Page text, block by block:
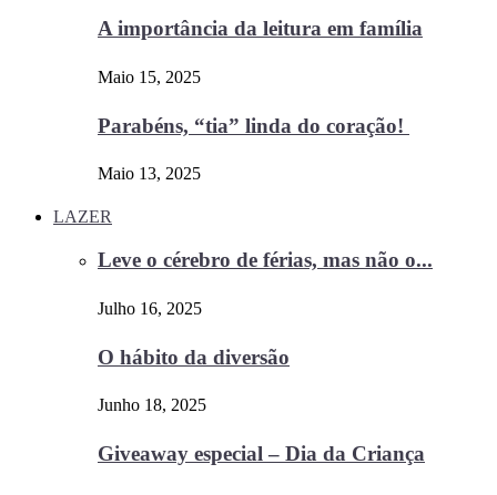
A importância da leitura em família
Maio 15, 2025
Parabéns, “tia” linda do coração!
Maio 13, 2025
LAZER
Leve o cérebro de férias, mas não o...
Julho 16, 2025
O hábito da diversão
Junho 18, 2025
Giveaway especial – Dia da Criança